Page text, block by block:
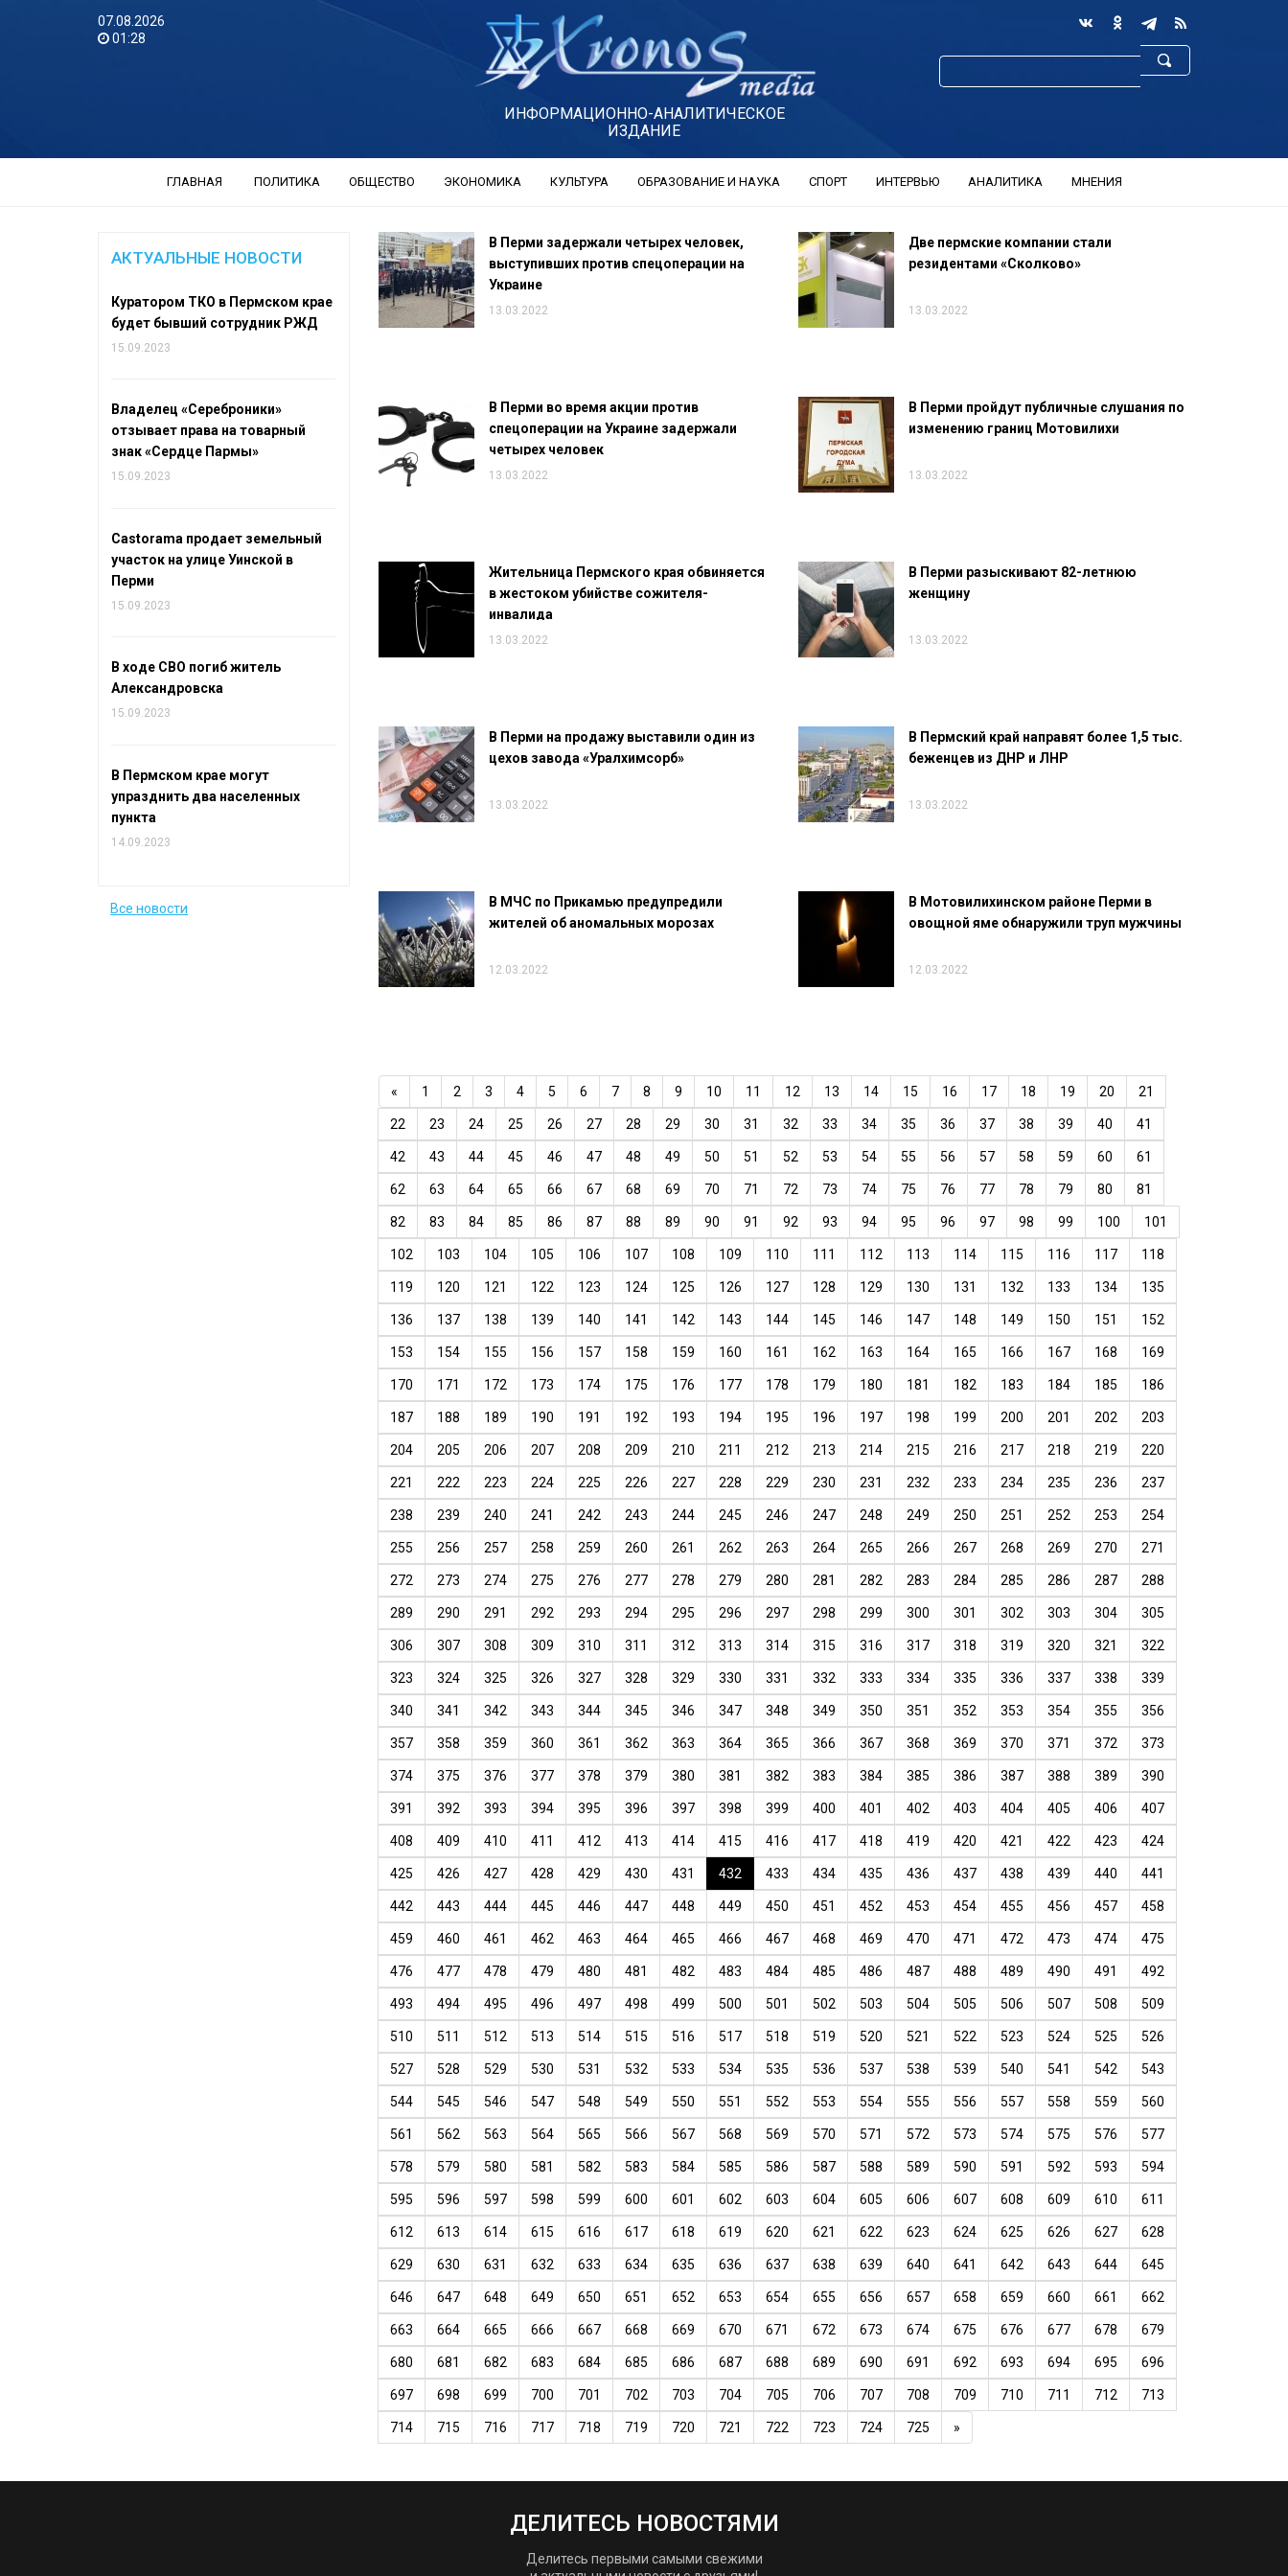
07.08.2026
01:28
ИНФОРМАЦИОННО-АНАЛИТИЧЕСКОЕ
ИЗДАНИЕ
ГЛАВНАЯ ПОЛИТИКА ОБЩЕСТВО ЭКОНОМИКА КУЛЬТУРА ОБРАЗОВАНИЕ И НАУКА СПОРТ ИНТЕРВЬЮ АНАЛИТИКА МНЕНИЯ
АКТУАЛЬНЫЕ НОВОСТИ
Куратором ТКО в Пермском крае
будет бывший сотрудник РЖД
15.09.2023
Владелец «Сереброники»
отзывает права на товарный
знак «Сердце Пармы»
15.09.2023
Castorama продает земельный
участок на улице Уинской в
Перми
15.09.2023
В ходе СВО погиб житель
Александровска
15.09.2023
В Пермском крае могут
упразднить два населенных
пункта
14.09.2023
Все новости
В Перми задержали четырех человек,
выступивших против спецоперации на
Украине
13.03.2022
Две пермские компании стали
резидентами «Сколково»
13.03.2022
В Перми во время акции против
спецоперации на Украине задержали
четырех человек
13.03.2022
В Перми пройдут публичные слушания по
изменению границ Мотовилихи
13.03.2022
Жительница Пермского края обвиняется
в жестоком убийстве сожителя-
инвалида
13.03.2022
В Перми разыскивают 82-летнюю
женщину
13.03.2022
В Перми на продажу выставили один из
цехов завода «Уралхимсорб»
13.03.2022
В Пермский край направят более 1,5 тыс.
беженцев из ДНР и ЛНР
13.03.2022
В МЧС по Прикамью предупредили
жителей об аномальных морозах
12.03.2022
В Мотовилихинском районе Перми в
овощной яме обнаружили труп мужчины
12.03.2022
« 1 2 3 4 5 6 7 8 9 10 11 12 13 14 15 16 17 18 19 20 21
22 23 24 25 26 27 28 29 30 31 32 33 34 35 36 37 38 39 40 41
42 43 44 45 46 47 48 49 50 51 52 53 54 55 56 57 58 59 60 61
62 63 64 65 66 67 68 69 70 71 72 73 74 75 76 77 78 79 80 81
82 83 84 85 86 87 88 89 90 91 92 93 94 95 96 97 98 99 100 101
102 103 104 105 106 107 108 109 110 111 112 113 114 115 116 117 118
119 120 121 122 123 124 125 126 127 128 129 130 131 132 133 134 135
136 137 138 139 140 141 142 143 144 145 146 147 148 149 150 151 152
153 154 155 156 157 158 159 160 161 162 163 164 165 166 167 168 169
170 171 172 173 174 175 176 177 178 179 180 181 182 183 184 185 186
187 188 189 190 191 192 193 194 195 196 197 198 199 200 201 202 203
204 205 206 207 208 209 210 211 212 213 214 215 216 217 218 219 220
221 222 223 224 225 226 227 228 229 230 231 232 233 234 235 236 237
238 239 240 241 242 243 244 245 246 247 248 249 250 251 252 253 254
255 256 257 258 259 260 261 262 263 264 265 266 267 268 269 270 271
272 273 274 275 276 277 278 279 280 281 282 283 284 285 286 287 288
289 290 291 292 293 294 295 296 297 298 299 300 301 302 303 304 305
306 307 308 309 310 311 312 313 314 315 316 317 318 319 320 321 322
323 324 325 326 327 328 329 330 331 332 333 334 335 336 337 338 339
340 341 342 343 344 345 346 347 348 349 350 351 352 353 354 355 356
357 358 359 360 361 362 363 364 365 366 367 368 369 370 371 372 373
374 375 376 377 378 379 380 381 382 383 384 385 386 387 388 389 390
391 392 393 394 395 396 397 398 399 400 401 402 403 404 405 406 407
408 409 410 411 412 413 414 415 416 417 418 419 420 421 422 423 424
425 426 427 428 429 430 431 432 433 434 435 436 437 438 439 440 441
442 443 444 445 446 447 448 449 450 451 452 453 454 455 456 457 458
459 460 461 462 463 464 465 466 467 468 469 470 471 472 473 474 475
476 477 478 479 480 481 482 483 484 485 486 487 488 489 490 491 492
493 494 495 496 497 498 499 500 501 502 503 504 505 506 507 508 509
510 511 512 513 514 515 516 517 518 519 520 521 522 523 524 525 526
527 528 529 530 531 532 533 534 535 536 537 538 539 540 541 542 543
544 545 546 547 548 549 550 551 552 553 554 555 556 557 558 559 560
561 562 563 564 565 566 567 568 569 570 571 572 573 574 575 576 577
578 579 580 581 582 583 584 585 586 587 588 589 590 591 592 593 594
595 596 597 598 599 600 601 602 603 604 605 606 607 608 609 610 611
612 613 614 615 616 617 618 619 620 621 622 623 624 625 626 627 628
629 630 631 632 633 634 635 636 637 638 639 640 641 642 643 644 645
646 647 648 649 650 651 652 653 654 655 656 657 658 659 660 661 662
663 664 665 666 667 668 669 670 671 672 673 674 675 676 677 678 679
680 681 682 683 684 685 686 687 688 689 690 691 692 693 694 695 696
697 698 699 700 701 702 703 704 705 706 707 708 709 710 711 712 713
714 715 716 717 718 719 720 721 722 723 724 725 »
ДЕЛИТЕСЬ НОВОСТЯМИ
Делитесь первыми самыми свежими